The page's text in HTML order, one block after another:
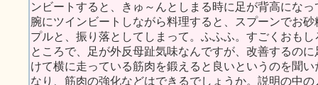
ンビートすると、きゅ～んとしまる時に足が背高にな
腕にツインビートしながら料理すると、スプーンでお
プルと、振り落としてしまって。ふふふ。すごくおもし
ところで、足が外反母趾気味なんですが、改善するの
けて横に走っている筋肉を鍛えると良いというのを聞
なり、筋肉の強化などはできるでしょうか。説明の中